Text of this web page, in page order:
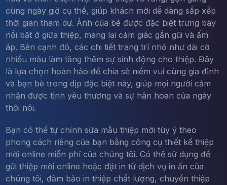
cùng ngày giờ cụ thể, giúp khách mời dễ dàng sắp xếp
thời gian tham dự. Ảnh của bé được đặc biệt trưng bày
nổi bật ở giữa thiệp, mang lại cảm giác gần gũi và ấm
áp. Bên cạnh đó, các chi tiết trang trí nhỏ như dải cờ
nhiều màu làm tăng thêm sự sinh động cho thiệp. Đây
là lựa chọn hoàn hảo để chia sẻ niềm vui cùng gia đình
và bạn bè trong dịp đặc biệt này, giúp mọi người cảm
nhận được tình yêu thương và sự hân hoan của ngày
thôi nôi.
Bạn có thể tự chỉnh sửa mẫu thiệp mời tùy ý theo
phong cách riêng của bạn bằng công cụ thiết kế thiệp
mời online miễn phí của chúng tôi. Có thể sử dụng để
gửi thiệp mời online hoặc đặt in từ dịch vụ in ấn của
chúng tôi, đảm bảo in thiệp chất lượng, chuyển thiệp